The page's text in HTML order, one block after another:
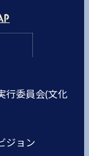
行委員会(文化
ジョン